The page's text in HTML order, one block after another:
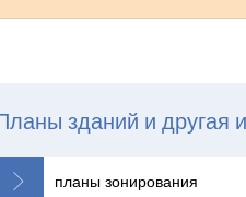
зданий и другая
планы зонирования